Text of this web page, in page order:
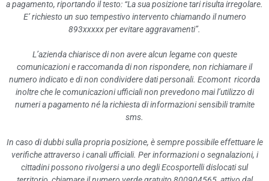
Adempimento L. 190/2012 art. 1 c.32
Riepilogo contratti
Bandi di gara
Informazioni sulle singole procedure in
formato tabellare
Atti delle amministrazioni aggiudicatrici e
degli enti aggiudicatori distintamente per
ogni procedura
Elenco delle soluzioni tecnologiche
adottate per l’automatizzazione delle
a pagamento, riportando il testo: “La sua posizione tari risulta irregolare.
E’ richiesto un suo tempestivo intervento chiamando il numero
893xxxxx per evitare aggravamenti”.
L’azienda chiarisce di non avere alcun legame con queste
comunicazioni e raccomanda di non rispondere, non richiamare il
numero indicato e di non condividere dati personali. Ecomont ricorda
inoltre che le comunicazioni ufficiali non prevedono mai l’utilizzo di
numeri a pagamento né la richiesta di informazioni sensibili tramite
sms.
In caso di dubbi sulla propria posizione, è sempre possibile effettuare le
verifiche attraverso i canali ufficiali. Per informazioni o segnalazioni, i
cittadini possono rivolgersi a uno degli Ecosportelli dislocati sul